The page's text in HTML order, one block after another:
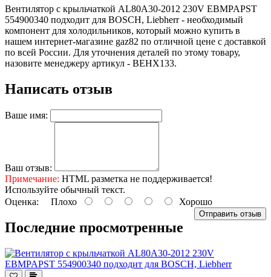
Вентилятор с крыльчаткой AL80А30-2012 230V EBMPAPST
554900340 подходит для BOSCH, Liebherr - необходимый
компонент для холодильников, который можно купить в
нашем интернет-магазине gaz82 по отличной цене с доставкой
по всей России. Для уточнения деталей по этому товару,
назовите менеджеру артикул - ВЕНХ133.
Написать отзыв
Ваше имя:
Ваш отзыв:
Примечание: HTML разметка не поддерживается!
Используйте обычный текст.
Оценка: Плохо Хорошо
Отправить отзыв
Последние просмотренные